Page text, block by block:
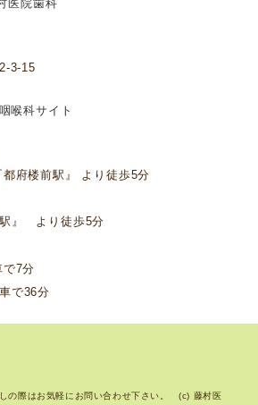
3-15
府楼前駅』 より徒歩5分
』 より徒歩5分
7分
で36分
の際はお気軽にお問い合わせ下さい。 (c) 藤村医